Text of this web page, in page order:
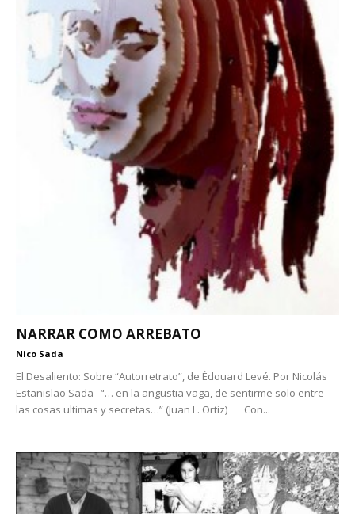
NARRAR COMO ARREBATO
Nico Sada
El Desaliento: Sobre “Autorretrato”, de Édouard Levé. Por Nicolás
Estanislao Sada “… en la angustia vaga, de sentirme solo entre
las cosas ultimas y secretas…” (Juan L. Ortiz) Con...